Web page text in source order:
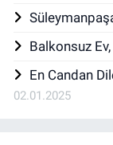
Balkonsuz
En Candan
02.01.2025